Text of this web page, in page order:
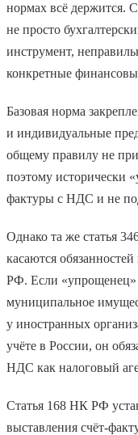
нормах всё держится.
не просто
инструмент,
конкретные
Базовая норма
и индивидуальные
общему правилу не
поэтому исторически
фактуры с НДС и не
Однако та же статья
касаются
РФ. Если «упрощенец»
муниципальное
у иностранных
учёте в России, он
НДС как налоговый
Статья 168 НК РФ
выставления счёт-